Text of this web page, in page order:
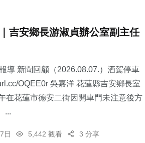
吉安鄉長游淑貞辦公室副主任
導 新聞回顧（2026.08.07.）酒駕停車
OQEE0r 吳嘉洋 花蓮縣吉安鄉長室
在花蓮市德安二街因開車門未注意後方
...
日 5,442 觀看 3 分享
229+ 75+